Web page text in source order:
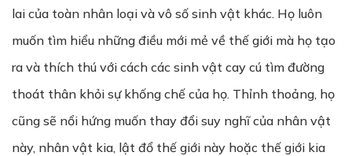
lai của toàn nhân loại và vô số sinh vật khác. Họ luôn
muốn tìm hiểu những điều mới mẻ về thế giới mà họ tạo
ra và thích thú với cách các sinh vật cay cú tìm đường
thoát thân khỏi sự khống chế của họ. Thỉnh thoảng, họ
cũng sẽ nổi hứng muốn thay đổi suy nghĩ của nhân vật
này, nhân vật kia, lật đổ thế giới này hoặc thế giới kia